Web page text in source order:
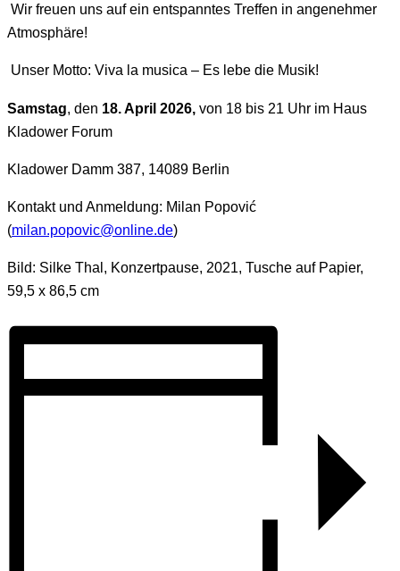
Wir freuen uns auf ein entspanntes Treffen in angenehmer
Atmosphäre!
Unser Motto: Viva la musica – Es lebe die Musik!
Samstag, den 18. April 2026, von 18 bis 21 Uhr im Haus
Kladower Forum
Kladower Damm 387, 14089 Berlin
Kontakt und Anmeldung: Milan Popović
(milan.popovic@online.de)
Bild: Silke Thal, Konzertpause, 2021, Tusche auf Papier,
59,5 x 86,5 cm